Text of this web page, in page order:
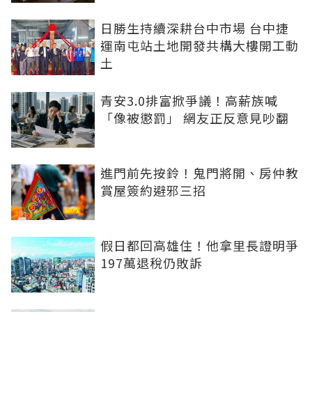
日勝生持續深耕台中市場 台中捷
運南屯站土地開發共構大樓開工動
土
青安3.0排富掀爭議！高薪族喊
「像被懲罰」 網友正反意見吵翻
進門前先按鈴！鬼門將開、房仲教
賞屋簽約避邪三招
假日都回高雄住！他拿里長證明爭
197萬退稅仍敗訴